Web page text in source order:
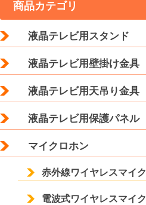
商品カテゴリ
液晶テレビ用スタンド
液晶テレビ用壁掛け金具
液晶テレビ用天吊り金具
液晶テレビ用保護パネル
マイクロホン
赤外線ワイヤレスマイク
電波式ワイヤレスマイク